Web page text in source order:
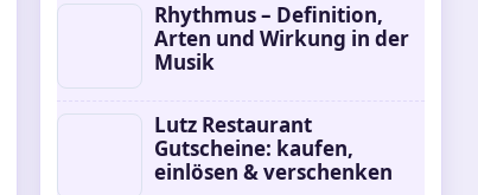
Rhythmus – Definition,
Arten und Wirkung in der
Musik
Lutz Restaurant
Gutscheine: kaufen,
einlösen & verschenken